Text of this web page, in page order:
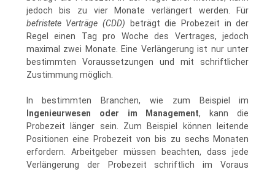
jedoch bis zu vier Monate verlängert werden. Für
befristete Verträge (CDD) beträgt die Probezeit in der
Regel einen Tag pro Woche des Vertrages, jedoch
maximal zwei Monate. Eine Verlängerung ist nur unter
bestimmten Voraussetzungen und mit schriftlicher
Zustimmung möglich.
In bestimmten Branchen, wie zum Beispiel im
Ingenieurwesen oder im Management, kann die
Probezeit länger sein. Zum Beispiel können leitende
Positionen eine Probezeit von bis zu sechs Monaten
erfordern. Arbeitgeber müssen beachten, dass jede
Verlängerung der Probezeit schriftlich im Voraus